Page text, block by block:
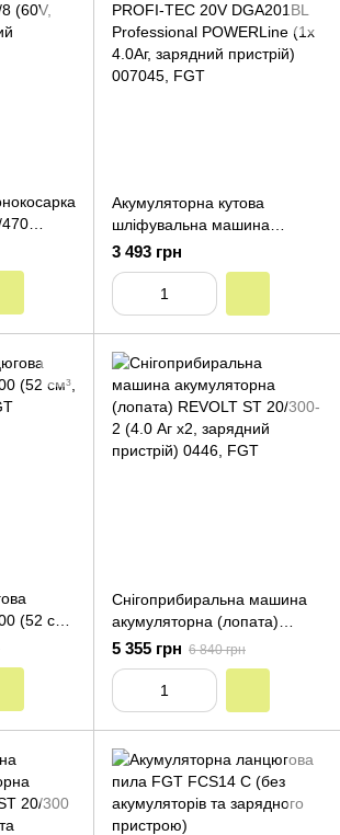
х1,
Акумуляторна кутова
шліфувальна машина
PROFI-TEC 20V DGA201BL
Professional POWERLine (1х
4.0Aг, зарядний пристрій)
3 493 грн
(52 см³,
Снігоприбиральна машина
акумуляторна (лопата)
REVOLT ST 20/300-2 (4.0 Аг
х2, зарядний пристрій)
5 355 грн 6 840 грн